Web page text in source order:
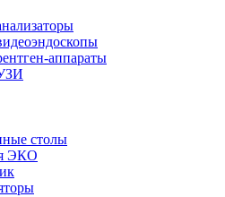
аппараты
столы
ЭКО